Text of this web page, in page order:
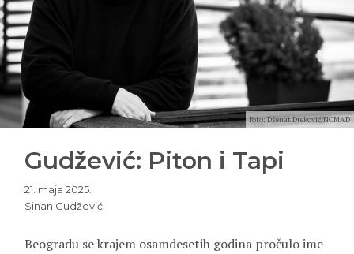
foto: Dženat Dreković/NOMAD
Gudžević: Piton i Tapi
21. maja 2025.
Sinan Gudžević
Beogradu se krajem osamdesetih godina pročulo ime